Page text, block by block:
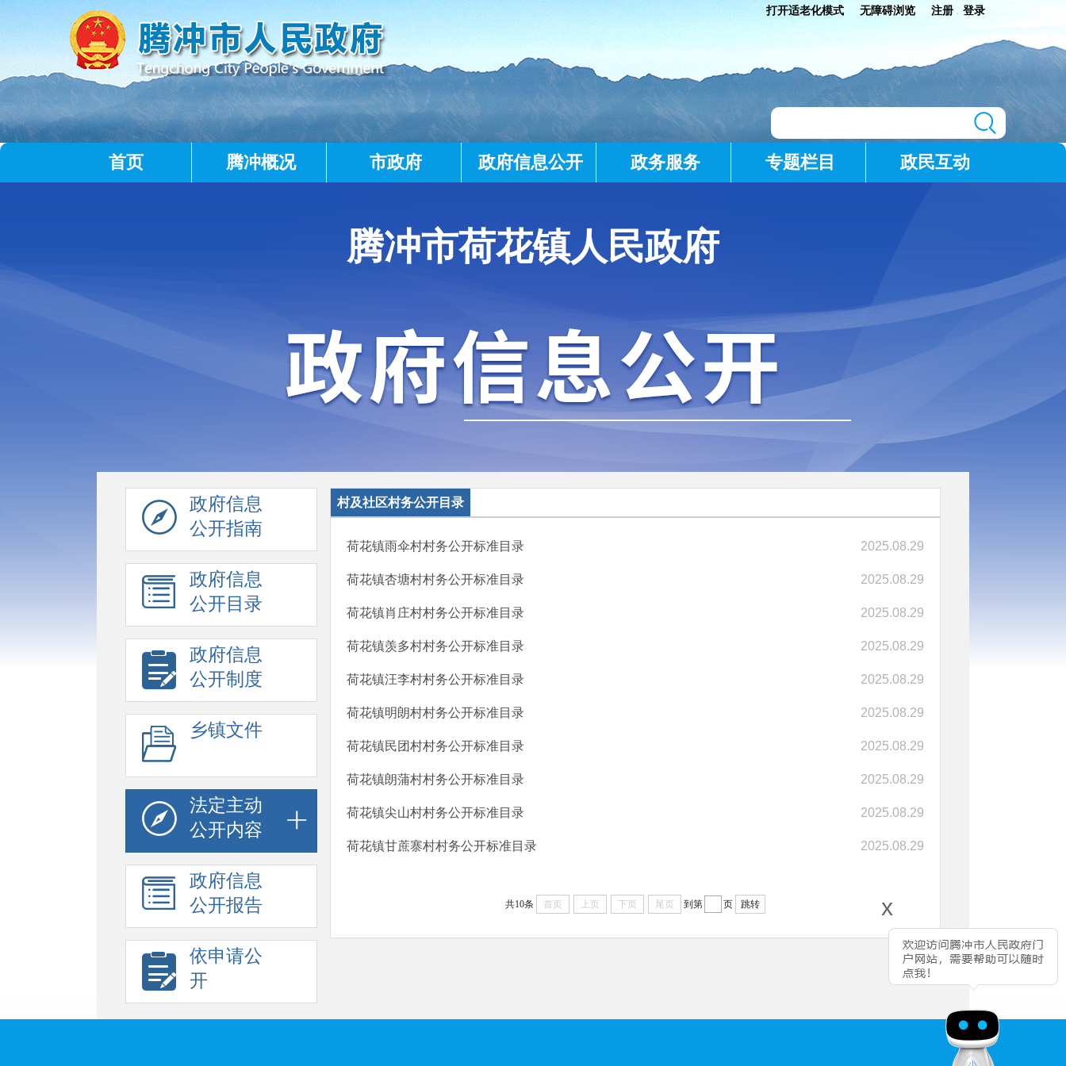
打开适老化模式 无障碍浏览 注册 登录
x
首页 腾冲概况 市政府 政府信息公开 政务服务 专题栏目 政民互动
腾冲市荷花镇人民政府
政府信息
公开指南
政府信息
公开目录
政府信息
公开制度
乡镇文件
法定主动
公开内容
政府信息
公开报告
依申请公
开
村及社区村务公开目录
荷花镇雨伞村村务公开标准目录 2025.08.29
荷花镇杏塘村村务公开标准目录 2025.08.29
荷花镇肖庄村村务公开标准目录 2025.08.29
荷花镇羡多村村务公开标准目录 2025.08.29
荷花镇汪李村村务公开标准目录 2025.08.29
荷花镇明朗村村务公开标准目录 2025.08.29
荷花镇民团村村务公开标准目录 2025.08.29
荷花镇朗蒲村村务公开标准目录 2025.08.29
荷花镇尖山村村务公开标准目录 2025.08.29
荷花镇甘蔗寨村村务公开标准目录 2025.08.29
共10条 首页 上页 下页 尾页 到第 页 跳转